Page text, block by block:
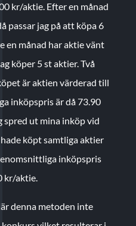
kr/aktie. Efter en månad
passar jag på att köpa 6
en månad har aktie vänt
köper 5 st aktier.Två
är aktien värderad till
inköpspris är då 73.90
spred ut mina inköp vid
köpt samtliga aktier
inköpspris
kr/aktie.
denna metoden inte